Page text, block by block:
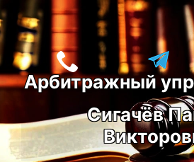
Перейти
к
содержимому
Арбитражный
Сигачёв